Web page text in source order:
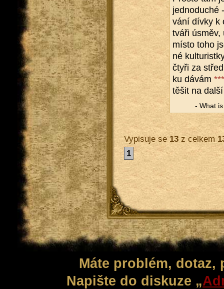
jed­no­du­ché
vá­ní dívky k
tváři úsměv,
místo toho
né
čtyři za
ku dávám
těšit na
- What
Vypisuje se13z celkem
1
Máte problém,
Napište do diskuze „